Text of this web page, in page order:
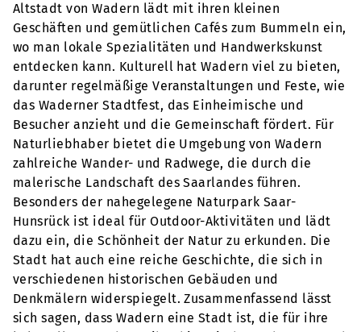
Altstadt von Wadern lädt mit ihren kleinen
Geschäften und gemütlichen Cafés zum Bummeln ein,
wo man lokale Spezialitäten und Handwerkskunst
entdecken kann. Kulturell hat Wadern viel zu bieten,
darunter regelmäßige Veranstaltungen und Feste, wie
das Waderner Stadtfest, das Einheimische und
Besucher anzieht und die Gemeinschaft fördert. Für
Naturliebhaber bietet die Umgebung von Wadern
zahlreiche Wander- und Radwege, die durch die
malerische Landschaft des Saarlandes führen.
Besonders der nahegelegene Naturpark Saar-
Hunsrück ist ideal für Outdoor-Aktivitäten und lädt
dazu ein, die Schönheit der Natur zu erkunden. Die
Stadt hat auch eine reiche Geschichte, die sich in
verschiedenen historischen Gebäuden und
Denkmälern widerspiegelt. Zusammenfassend lässt
sich sagen, dass Wadern eine Stadt ist, die für ihre